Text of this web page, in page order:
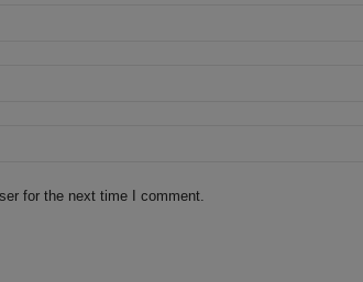
for the next time I comment.